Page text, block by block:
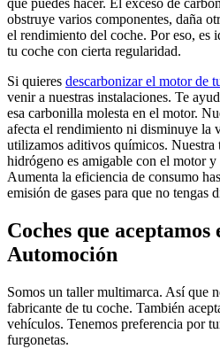
que puedes hacer. El exceso de
obstruye varios componentes, daña
el rendimiento del coche. Por eso, es
tu coche con cierta regularidad.
Si quieres descarbonizar el motor de
venir a nuestras instalaciones. Te
esa carbonilla molesta en el motor.
afecta el rendimiento ni disminuye la
utilizamos aditivos químicos. Nuestra
hidrógeno es amigable con el motor
Aumenta la eficiencia de consumo
emisión de gases para que no tengas
Coches que aceptamos
Automoción
Somos un taller multimarca. Así que
fabricante de tu coche. También
vehículos. Tenemos preferencia por
furgonetas.